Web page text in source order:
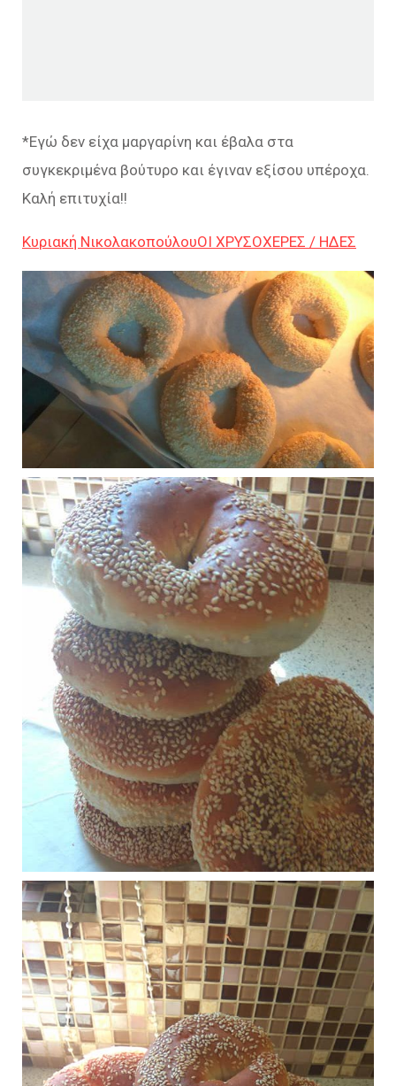
*Εγώ δεν είχα μαργαρίνη και έβαλα στα
συγκεκριμένα βούτυρο και έγιναν εξίσου υπέροχα.
Καλή επιτυχία!!
Κυριακή ΝικολακοπούλουΟΙ ΧΡΥΣΟΧΕΡΕΣ / ΗΔΕΣ